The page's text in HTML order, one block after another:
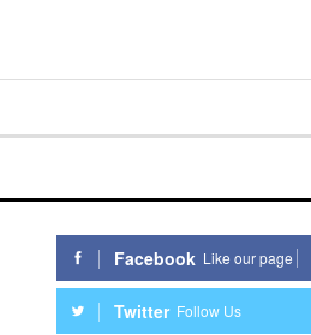
Facebook Like our page
Twitter Follow Us